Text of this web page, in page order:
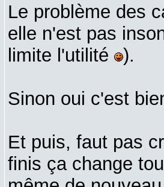
Le problème des
elle n'est pas
limite l'utilité
).
Sinon oui c'est
Et puis, faut pas
finis ça change